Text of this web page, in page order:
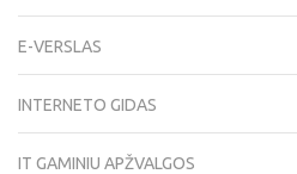
E-VERSLAS
INTERNETO GIDAS
IT GAMINIU APŽVALGOS